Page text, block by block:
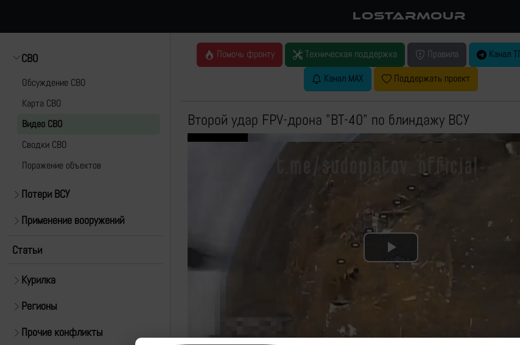
LOSTARMOUR
СВО
Обсуждение СВО
Карта СВО
Видео СВО
Cводки СВО
Поражение объектов
Потери ВСУ
Применение вооружений
Статьи
Курилка
Регионы
Прочие конфликты
Помочь фронту Техническая поддержка Правила Канал
Канал MAX
Поддержать проект
Второй удар FPV-дрона "ВТ-40" по блиндажу ВСУ
Play
Video